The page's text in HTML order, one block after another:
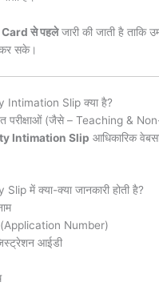
से पहलेजारी की जाती है ताकि
सके।
Intimation Slip क्या है?
परीक्षाओं (जैसे – Teaching &
Intimation Slip आधिकारिक
में क्या-क्या जानकारी होती है?
Number)
आईडी